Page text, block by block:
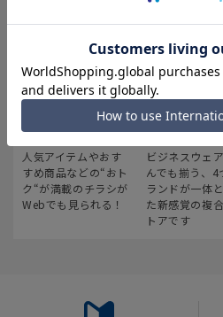
最新のお買い得情報
人気アイテムやおす
すめ商品などの“おト
ク“が満載のチラシが
Webでも見られる！
スーツスク
ビジネスウェ
んでも揃う、4
ランドが一体
た新感覚の複
トアです